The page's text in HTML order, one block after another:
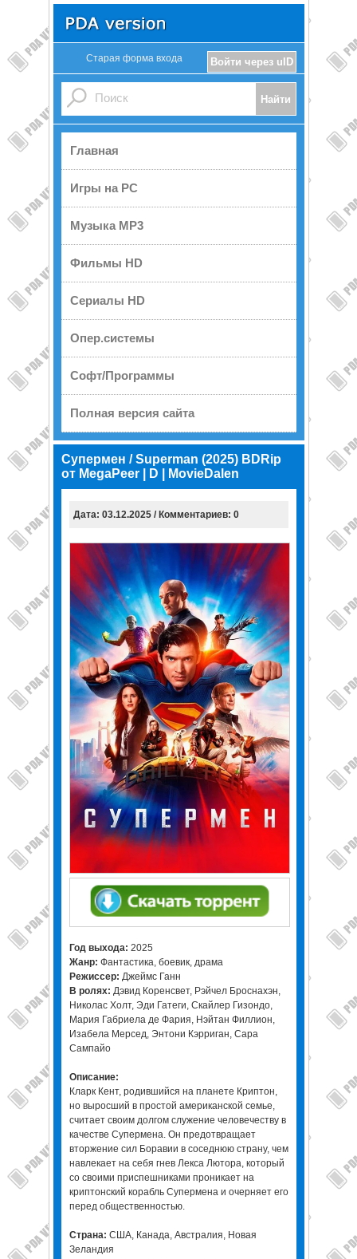
Войти через uID
Старая форма входа
Главная
Игры на PC
Музыка MP3
Фильмы HD
Сериалы HD
Опер.системы
Софт/Программы
Полная версия сайта
Супермен / Superman (2025) BDRip
от MegaPeer | D | MovieDalen
Дата: 03.12.2025 / Комментариев: 0
Год выхода: 2025
Жанр: Фантастика, боевик, драма
Режиссер: Джеймс Ганн
В ролях: Дэвид Коренсвет, Рэйчел Броснахэн,
Николас Холт, Эди Гатеги, Скайлер Гизондо,
Мария Габриела де Фария, Нэйтан Филлион,
Изабела Мерсед, Энтони Кэрриган, Сара
Сампайо
Описание:
Кларк Кент, родившийся на планете Криптон,
но выросший в простой американской семье,
считает своим долгом служение человечеству в
качестве Супермена. Он предотвращает
вторжение сил Боравии в соседнюю страну, чем
навлекает на себя гнев Лекса Лютора, который
со своими приспешниками проникает на
криптонский корабль Супермена и очерняет его
перед общественностью.
Страна: США, Канада, Австралия, Новая
Зеландия